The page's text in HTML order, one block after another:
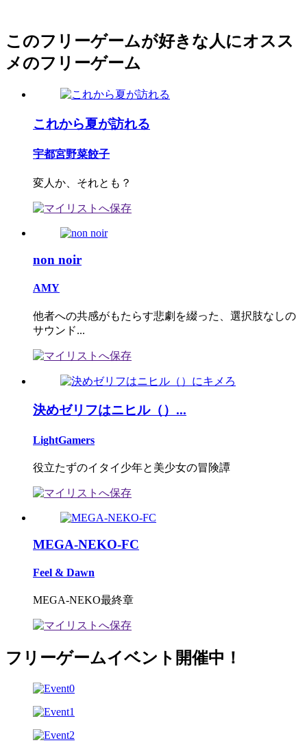
このフリーゲームが好きな人にオスス
メのフリーゲーム
これから夏が訪れる
宇都宮野菜餃子
変人か、それとも？
non noir
AMY
他者への共感がもたらす悲劇を綴った、選択肢なしの
サウンド...
決めゼリフはニヒル（）...
LightGamers
役立たずのイタイ少年と美少女の冒険譚
MEGA-NEKO-FC
Feel & Dawn
MEGA-NEKO最終章
フリーゲームイベント開催中！